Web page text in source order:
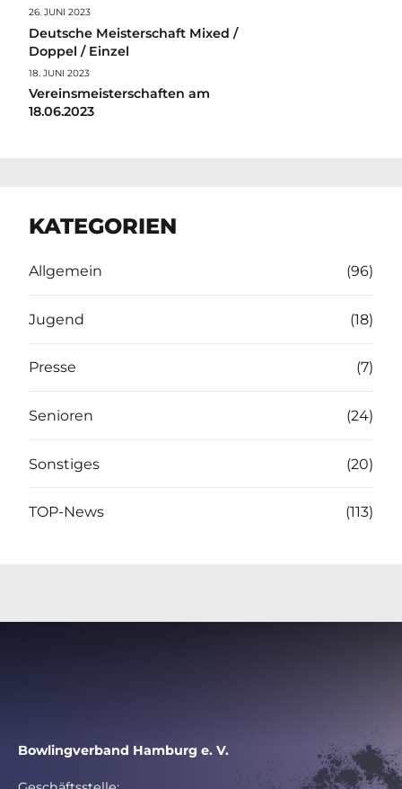
26. JUNI 2023
Deutsche Meisterschaft Mixed /
Doppel / Einzel
18. JUNI 2023
Vereinsmeisterschaften am
18.06.2023
KATEGORIEN
Allgemein (96)
Jugend (18)
Presse (7)
Senioren (24)
Sonstiges (20)
TOP-News (113)
Bowlingverband Hamburg e. V.